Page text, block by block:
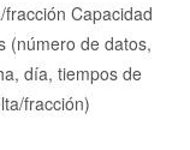
Capacidad
(número de datos,
día, tiempos de
fracción)